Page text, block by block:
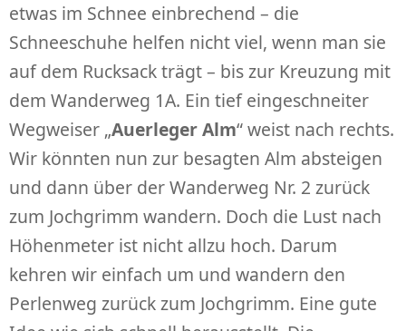
etwas im Schnee einbrechend – die
Schneeschuhe helfen nicht viel, wenn man sie
auf dem Rucksack trägt – bis zur Kreuzung mit
dem Wanderweg 1A. Ein tief eingeschneiter
Wegweiser „Auerleger Alm“ weist nach rechts.
Wir könnten nun zur besagten Alm absteigen
und dann über der Wanderweg Nr. 2 zurück
zum Jochgrimm wandern. Doch die Lust nach
Höhenmeter ist nicht allzu hoch. Darum
kehren wir einfach um und wandern den
Perlenweg zurück zum Jochgrimm. Eine gute